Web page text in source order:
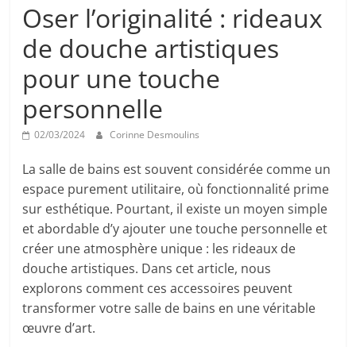
Oser l’originalité : rideaux
de douche artistiques
pour une touche
personnelle
02/03/2024 Corinne Desmoulins
La salle de bains est souvent considérée comme un
espace purement utilitaire, où fonctionnalité prime
sur esthétique. Pourtant, il existe un moyen simple
et abordable d’y ajouter une touche personnelle et
créer une atmosphère unique : les rideaux de
douche artistiques. Dans cet article, nous
explorons comment ces accessoires peuvent
transformer votre salle de bains en une véritable
œuvre d’art.